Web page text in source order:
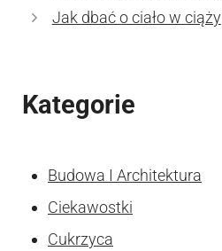
Jak dbać o ciało w ciąży
Kategorie
Budowa I Architektura
Ciekawostki
Cukrzyca